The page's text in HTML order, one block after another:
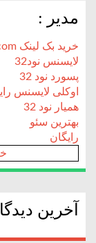
مدیر :
خرید بک لینک behtarinbacklink.com
لایسنس نود32
پسورد نود 32
اوکلی لایسنس
همیار نود 32
بهترین سئو
رایگان
آخرین